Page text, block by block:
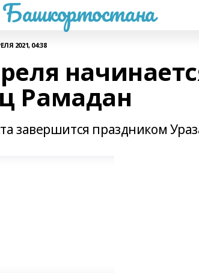
2021, 04:38
Рамадан
завершится праздником